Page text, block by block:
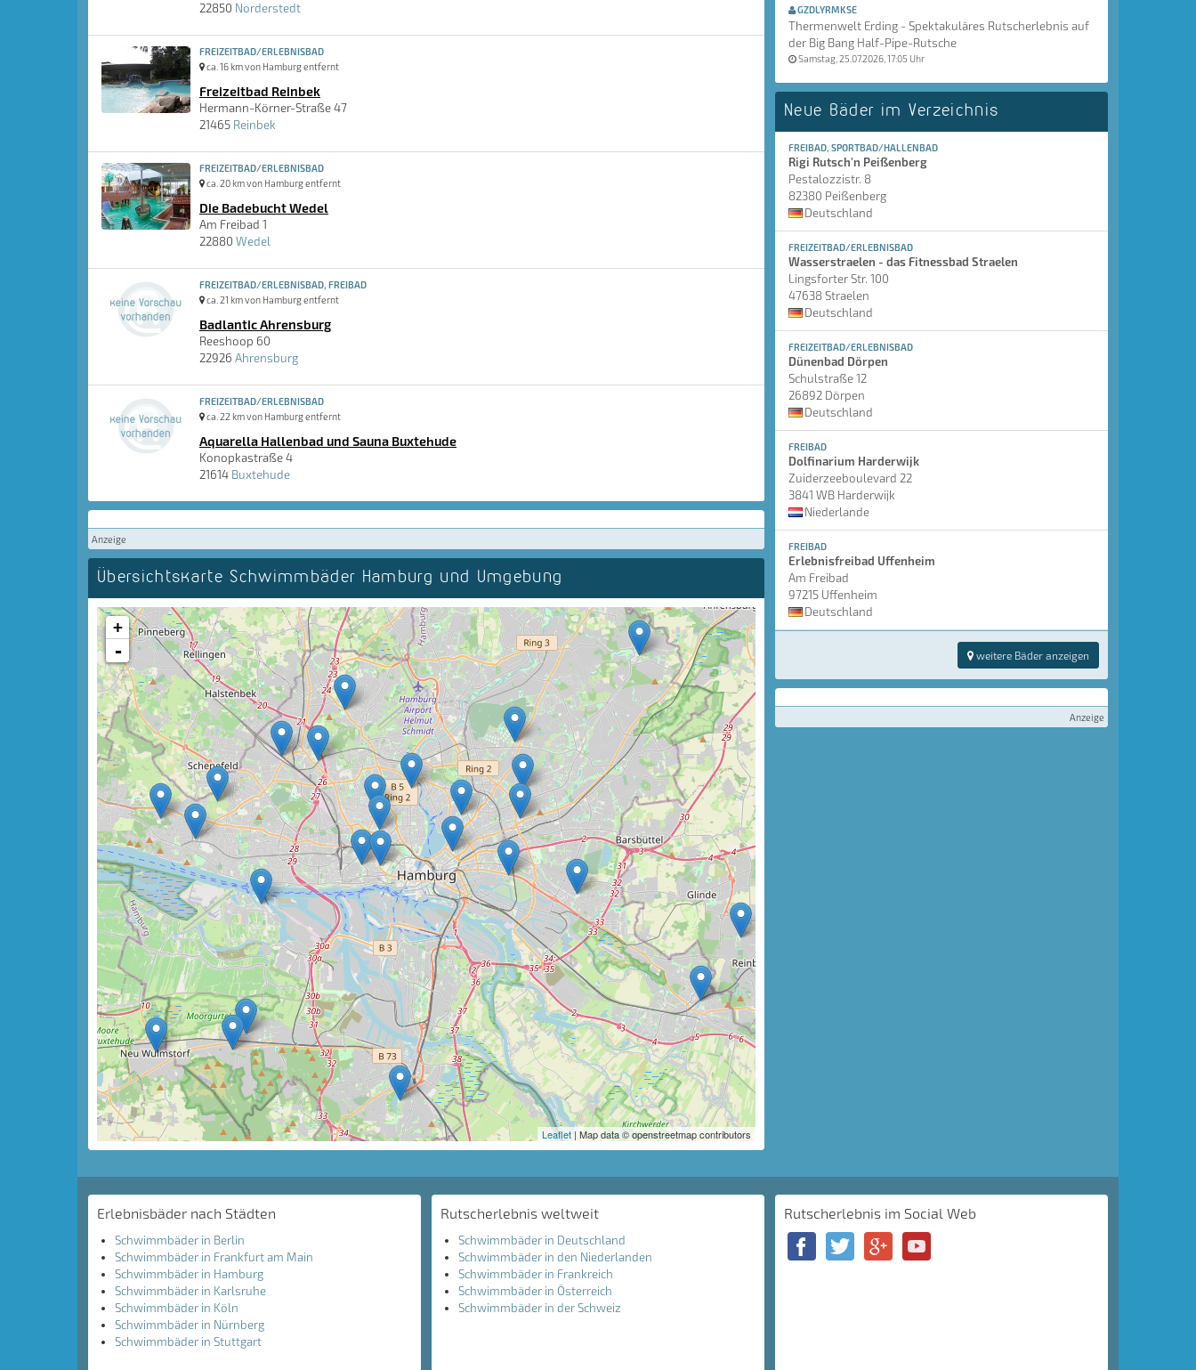
22850 Norderstedt
FREIZEITBAD/ERLEBNISBAD
ca. 16 km von Hamburg entfernt
Freizeitbad Reinbek
Hermann-Körner-Straße 47
21465 Reinbek
FREIZEITBAD/ERLEBNISBAD
ca. 20 km von Hamburg entfernt
Die Badebucht Wedel
Am Freibad 1
22880 Wedel
FREIZEITBAD/ERLEBNISBAD, FREIBAD
ca. 21 km von Hamburg entfernt
Badlantic Ahrensburg
Reeshoop 60
22926 Ahrensburg
FREIZEITBAD/ERLEBNISBAD
ca. 22 km von Hamburg entfernt
Aquarella Hallenbad und Sauna Buxtehude
Konopkastraße 4
21614 Buxtehude
Anzeige
Übersichtskarte Schwimmbäder Hamburg und Umgebung
+
-
Leaflet | Map data © openstreetmap contributors
GZDLYRMKSE
Thermenwelt Erding - Spektakuläres Rutscherlebnis auf
der Big Bang Half-Pipe-Rutsche
Samstag, 25.07.2026, 17:05 Uhr
Neue Bäder im Verzeichnis
FREIBAD, SPORTBAD/HALLENBAD
Rigi Rutsch'n Peißenberg
Pestalozzistr. 8
82380 Peißenberg
Deutschland
FREIZEITBAD/ERLEBNISBAD
Wasserstraelen - das Fitnessbad Straelen
Lingsforter Str. 100
47638 Straelen
Deutschland
FREIZEITBAD/ERLEBNISBAD
Dünenbad Dörpen
Schulstraße 12
26892 Dörpen
Deutschland
FREIBAD
Dolfinarium Harderwijk
Zuiderzeeboulevard 22
3841 WB Harderwijk
Niederlande
FREIBAD
Erlebnisfreibad Uffenheim
Am Freibad
97215 Uffenheim
Deutschland
weitere Bäder anzeigen
Anzeige
Erlebnisbäder nach Städten
Schwimmbäder in Berlin
Schwimmbäder in Frankfurt am Main
Schwimmbäder in Hamburg
Schwimmbäder in Karlsruhe
Schwimmbäder in Köln
Schwimmbäder in Nürnberg
Schwimmbäder in Stuttgart
Rutscherlebnis weltweit
Schwimmbäder in Deutschland
Schwimmbäder in den Niederlanden
Schwimmbäder in Frankreich
Schwimmbäder in Österreich
Schwimmbäder in der Schweiz
Rutscherlebnis im Social Web